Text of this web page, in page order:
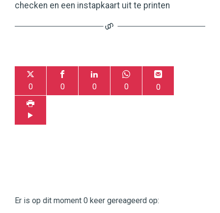
checken en een instapkaart uit te printen
0 0 0 0 0
|
Digital
Er is op dit moment 0 keer gereageerd op: